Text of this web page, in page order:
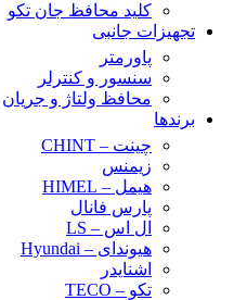
کلید محافظ جان تکو
تجهیزات جانبی
پاورمتر
سنسور و کنترلر
محافظ ولتاژ و‌ جریان
برندها
چینت – CHINT
زیمنس
هیمل – HIMEL
پارس فانال
ال اس – LS
هیوندای – Hyundai
اشنایدر
تکو – TECO